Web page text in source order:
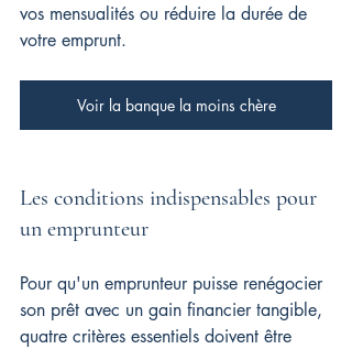
vos mensualités ou réduire la durée de
votre emprunt.
Voir la banque la moins chère
Les conditions indispensables pour
un emprunteur
Pour qu'un emprunteur puisse renégocier
son prêt avec un gain financier tangible,
quatre critères essentiels doivent être